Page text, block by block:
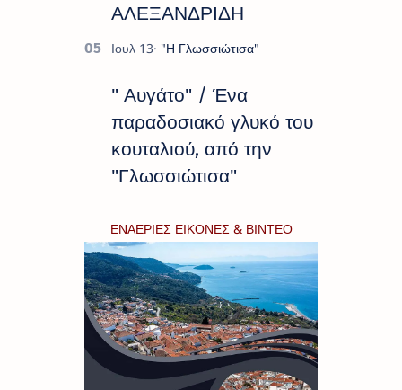
ΑΛΕΞΑΝΔΡΙΔΗ
" Αυγάτο" / Ένα
παραδοσιακό γλυκό του
κουταλιού, από την
"Γλωσσιώτισα"
ΕΝΑΕΡΙΕΣ ΕΙΚΟΝΕΣ & ΒΙΝΤΕΟ